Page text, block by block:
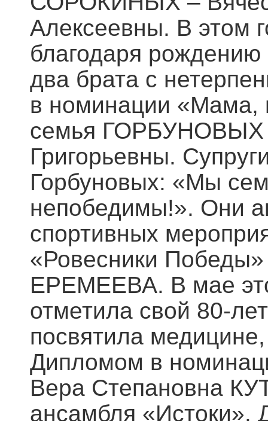
Алексеевны. В этом
благодаря
два брата с
в номинации «Мама,
семья ГОРБУНОВЫХ
Григорьевны.
Горбуновых: «Мы
непобедимы!». Они
спортивных
«Ровесники
ЕРЕМЕЕВА. В мае
отметила свой 80-
посвятила
Дипломом в
Вера Степановна
ансамбля